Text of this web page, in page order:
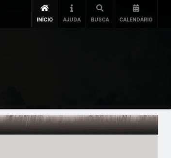
INÍCIO AJUDA BUSCA CALENDÁRIO